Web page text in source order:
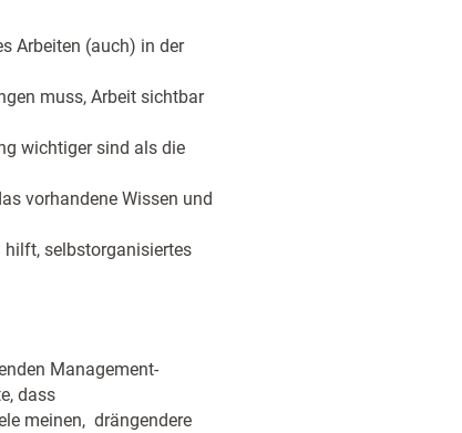
Arbeiten (auch) in der
muss, Arbeit sichtbar
wichtiger sind als die
vorhandene Wissen und
hilft, selbstorganisiertes
Management-
dass
meinen, drängendere